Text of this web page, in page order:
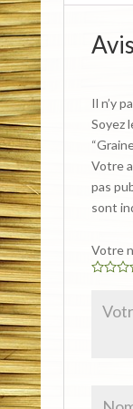
Avis
Il n’y
Soyez
Votre
pas
sont
Votre